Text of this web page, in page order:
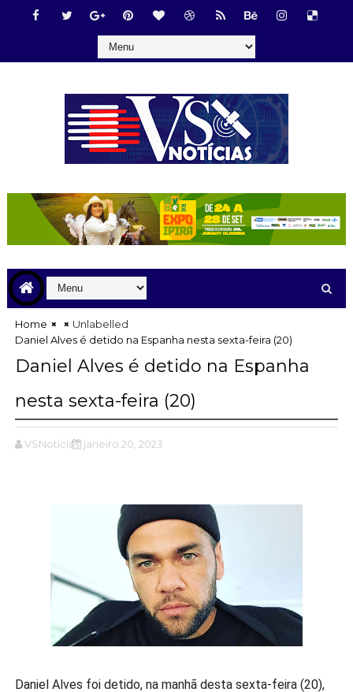
Home
Unlabelled
Daniel Alves é detido na Espanha nesta sexta-feira (20)
Daniel Alves é detido na Espanha
nesta sexta-feira (20)
VSNotícias janeiro 20, 2023
Daniel Alves foi detido, na manhã desta sexta-feira (20),